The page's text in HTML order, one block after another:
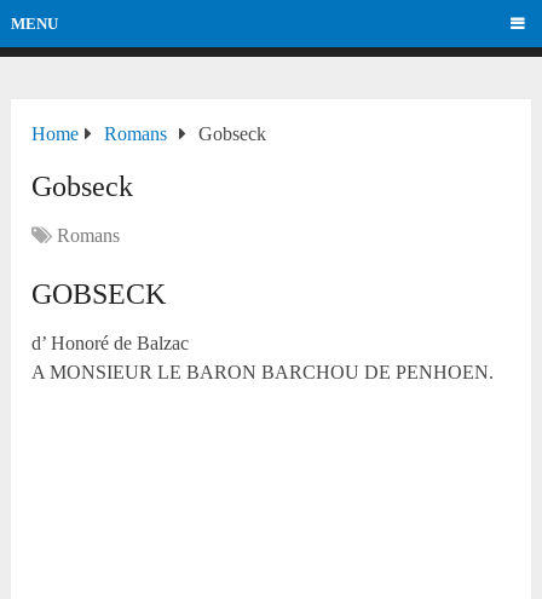
MENU
Home Romans Gobseck
Gobseck
Romans
GOBSECK
d’ Honoré de Balzac
A MONSIEUR LE BARON BARCHOU DE PENHOEN.